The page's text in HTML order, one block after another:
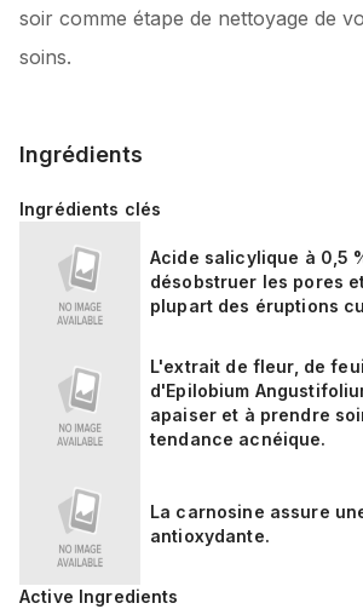
soir comme étape de nettoyage de
soins.
Ingrédients
Ingrédients clés
Acide salicylique à 0,5
désobstruer les pores
plupart des éruptions
L'extrait de fleur, de
d'Epilobium
apaiser et à prendre
tendance acnéique.
La carnosine assure
antioxydante.
Active Ingredients